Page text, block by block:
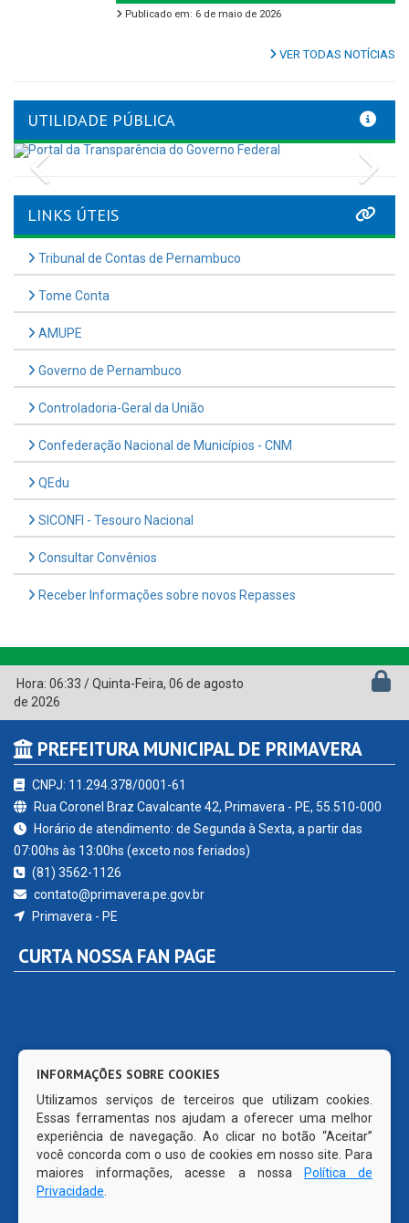
Publicado em: 6 de maio de 2026
VER TODAS NOTÍCIAS
UTILIDADE PÚBLICA
Previous
LINKS ÚTEIS
Tribunal de Contas de Pernambuco
Tome Conta
AMUPE
Governo de Pernambuco
Controladoria-Geral da União
Confederação Nacional de Municípios - CNM
QEdu
SICONFI - Tesouro Nacional
Consultar Convênios
Receber Informações sobre novos Repasses
Hora: 06:33 /Quinta-Feira, 06 de agosto
de 2026
PREFEITURA MUNICIPAL DE PRIMAVERA
CNPJ: 11.294.378/0001-61
Rua Coronel Braz Cavalcante 42, Primavera - PE, 55.510-000
Horário de atendimento: de Segunda à Sexta, a partir das
07:00hs às 13:00hs (exceto nos feriados)
(81) 3562-1126
contato@primavera.pe.gov.br
Primavera - PE
CURTA NOSSA FAN PAGE
INFORMAÇÕES SOBRE COOKIES
Utilizamos serviços de terceiros que utilizam cookies.
Essas ferramentas nos ajudam a oferecer uma melhor
experiência de navegação. Ao clicar no botão “Aceitar”
você concorda com o uso de cookies em nosso site. Para
maiores informações, acesse a nossa
Política de
Privacidade